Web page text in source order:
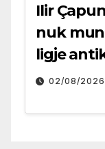
Ilir
nuk
ligje
02/08/2026